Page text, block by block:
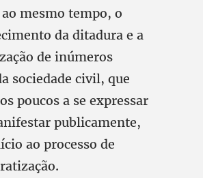
mesmo tempo, o
da ditadura e a
de inúmeros
sociedade civil, que
poucos a se expressar
publicamente,
ao processo de